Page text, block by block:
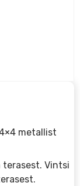
4×4 metallist
Vintsi